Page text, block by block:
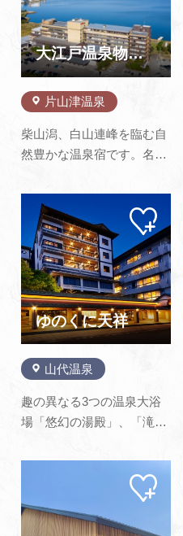
しており、広場（屋外）に
はうさぎが放し飼いされて
います（約50羽）。併設さ
れている…
大江戸温泉物語 片山津温泉 ながやま
片山津温泉
柴山潟、白山連峰を臨む自
然豊かな温泉宿です。名
ブルに楽しめます。ライブ
キッチンもあるレストラン
で創作バイキングをお楽し
みください。
ゆのくに天祥
山代温泉
趣の異なる3つの温泉大浴
場「悠幻の湯殿」、「滝見
を男女時間帯入れ替えに
て、“一泊三湯十八ゆめぐ
り”をお楽しみいただけるほ
か、温泉たまご手作り体験
マイ
ペー
ジに
追加
マイ
ペー
追加